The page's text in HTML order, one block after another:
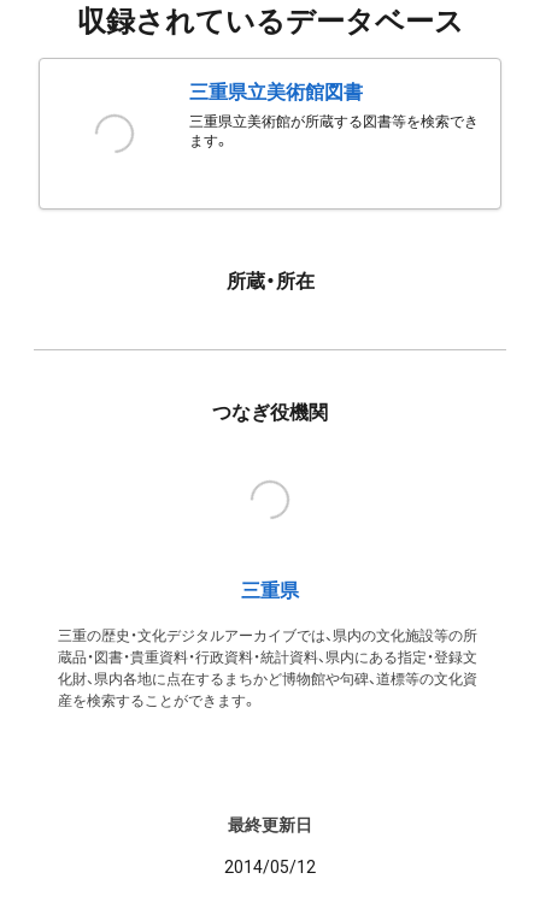
収録されているデータベース
三重県立美術館図書
三重県立美術館が所蔵する図書等を検索でき
ます。
所蔵・所在
つなぎ役機関
三重県
三重の歴史・文化デジタルアーカイブでは、県内の文化施設等の所
蔵品・図書・貴重資料・行政資料・統計資料、県内にある指定・登録文
化財、県内各地に点在するまちかど博物館や句碑、道標等の文化資
産を検索することができます。
最終更新日
2014/05/12